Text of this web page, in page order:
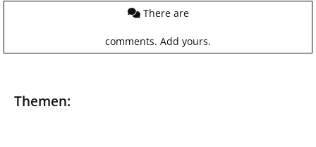
There are
comments. Add yours.
Themen: